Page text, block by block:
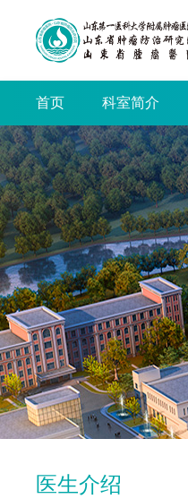
首页 科室简介
医生介绍